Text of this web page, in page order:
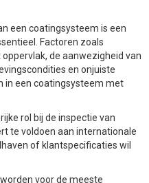
een coatingsysteem is een
Factoren zoals
de aanwezigheid van
en onjuiste
in een coatingsysteem met
rol bij de inspectie van
te voldoen aan internationale
of klantspecificaties wil
voor de meeste